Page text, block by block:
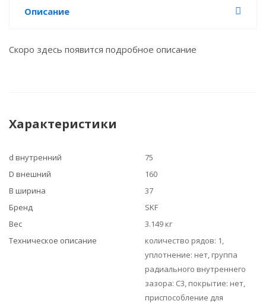
Описание
Скоро здесь появится подробное описание
Характеристики
d внутренний
75
D внешний
160
B ширина
37
Бренд
SKF
Вес
3.149 кг
Техническое описание
количество рядов: 1,
уплотнение: нет, группа
радиального внутреннего
зазора: C3, покрытие: нет,
приспособление для